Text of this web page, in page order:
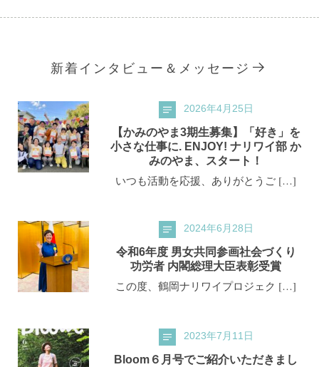
新着インタビュー＆メッセージ
2026年4月25日
【かみのやま3期生募集】「好き」を
小さな仕事に. ENJOY! ナリワイ部 か
みのやま、スタート！
いつも活動を応援、ありがとうご […]
2024年6月28日
令和6年度 男女共同参画社会づくり
功労者 内閣総理大臣表彰受賞
この度、鶴岡ナリワイプロジェク […]
2023年7月11日
Bloom６月号でご紹介いただきまし